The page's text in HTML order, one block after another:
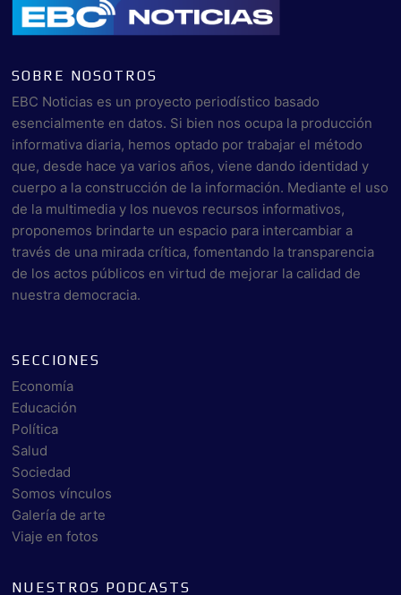
SOBRE NOSOTROS
EBC Noticias es un proyecto periodístico basado
esencialmente en datos. Si bien nos ocupa la producción
informativa diaria, hemos optado por trabajar el método
que, desde hace ya varios años, viene dando identidad y
cuerpo a la construcción de la información. Mediante el uso
de la multimedia y los nuevos recursos informativos,
proponemos brindarte un espacio para intercambiar a
través de una mirada crítica, fomentando la transparencia
de los actos públicos en virtud de mejorar la calidad de
nuestra democracia.
SECCIONES
Economía
Educación
Política
Salud
Sociedad
Somos vínculos
Galería de arte
Viaje en fotos
NUESTROS PODCASTS